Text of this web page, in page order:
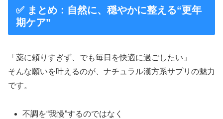
✅ まとめ：自然に、穏やかに整える“更年
期ケア”
「薬に頼りすぎず、でも毎日を快適に過ごしたい」
そんな願いを叶えるのが、ナチュラル漢方系サプリの魅力
です。
不調を“我慢”するのではなく